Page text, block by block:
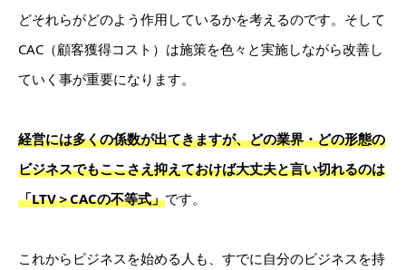
どそれらがどのよう作用しているかを考えるのです。そして
CAC（顧客獲得コスト）は施策を色々と実施しながら改善し
ていく事が重要になります。
経営には多くの係数が出てきますが、どの業界・どの形態の
ビジネスでもここさえ抑えておけば大丈夫と言い切れるのは
「LTV＞CACの不等式」です。
これからビジネスを始める人も、すでに自分のビジネスを持